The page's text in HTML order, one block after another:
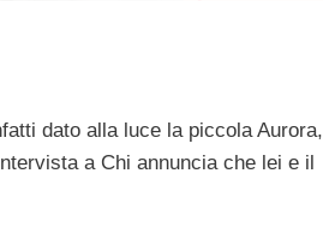
dato alla luce la piccola Aurora,
a Chi annuncia che lei e il